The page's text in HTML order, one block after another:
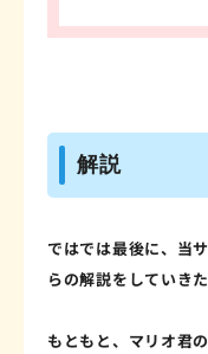
解説
ではでは最後に、当
らの解説をしていき
もともと、マリオ君